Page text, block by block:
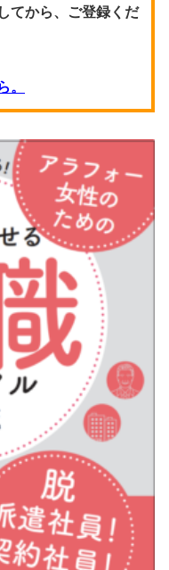
てから、ご登録くだ
。